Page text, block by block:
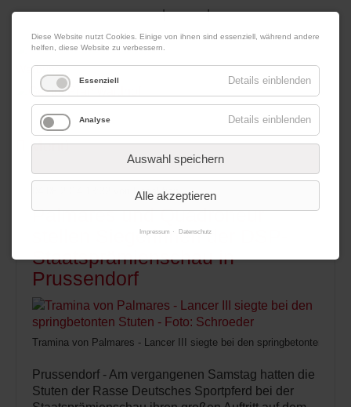
10. August 2026 Impressum|Kontakt|Datenschutz
Werbung
Menü
von Redaktion
Palmares und Quadroneur
stellen Siegerinnen der DSP-
Staatsprämienschau in
Prussendorf
Tramina von Palmares - Lancer III siegte bei den springbetonten
Prussendorf - Am vergangenen Samstag hatten die
Stuten der Rasse Deutsches Sportpferd bei der
Diese Website nutzt Cookies. Einige von ihnen sind essenziell, während andere
helfen, diese Website zu verbessern.
Essenziell Details einblenden
Analyse Details einblenden
Auswahl speichern
Alle akzeptieren
Impressum Datenschutz